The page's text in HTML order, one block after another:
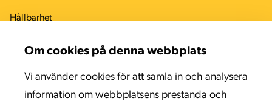
Om cookies på denna webbplats
Vi använder cookies för att samla in och analysera
information om webbplatsens prestanda och
Hållbarhet
Miljö